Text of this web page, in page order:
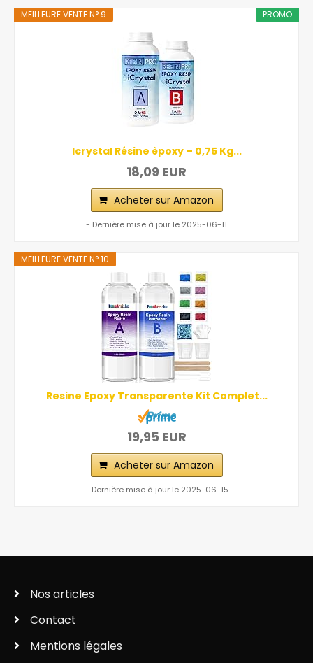
PROMO
MEILLEURE VENTE N° 9
Icrystal Résine èpoxy – 0,75 Kg...
18,09 EUR
Acheter sur Amazon
- Dernière mise à jour le 2025-06-11
MEILLEURE VENTE N° 10
Resine Epoxy Transparente Kit Complet...
19,95 EUR
Acheter sur Amazon
- Dernière mise à jour le 2025-06-15
Nos articles
Contact
Mentions légales